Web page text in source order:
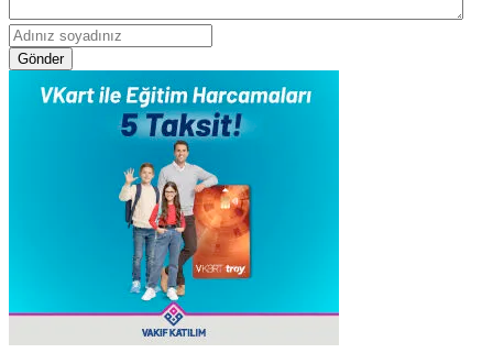
Gönder